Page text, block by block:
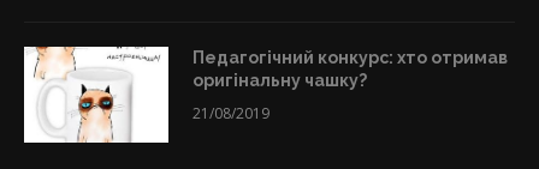
Педагогічний конкурс: хто отримав
оригінальну чашку?
21/08/2019